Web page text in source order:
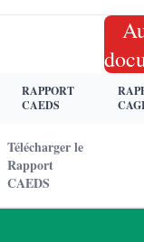
RAPPORT
CAEDS
Télécharger le
Rapport
CAEDS